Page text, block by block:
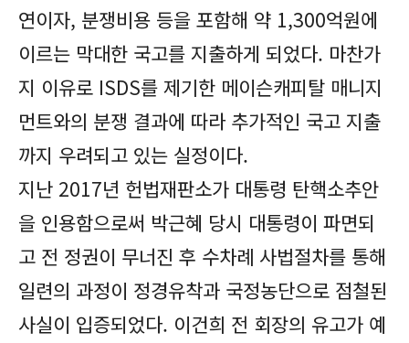
연이자, 분쟁비용 등을 포함해 약 1,300억원에
이르는 막대한 국고를 지출하게 되었다. 마찬가
지 이유로 ISDS를 제기한 메이슨캐피탈 매니지
먼트와의 분쟁 결과에 따라 추가적인 국고 지출
까지 우려되고 있는 실정이다.
지난 2017년 헌법재판소가 대통령 탄핵소추안
을 인용함으로써 박근혜 당시 대통령이 파면되
고 전 정권이 무너진 후 수차례 사법절차를 통해
일련의 과정이 정경유착과 국정농단으로 점철된
사실이 입증되었다. 이건희 전 회장의 유고가 예